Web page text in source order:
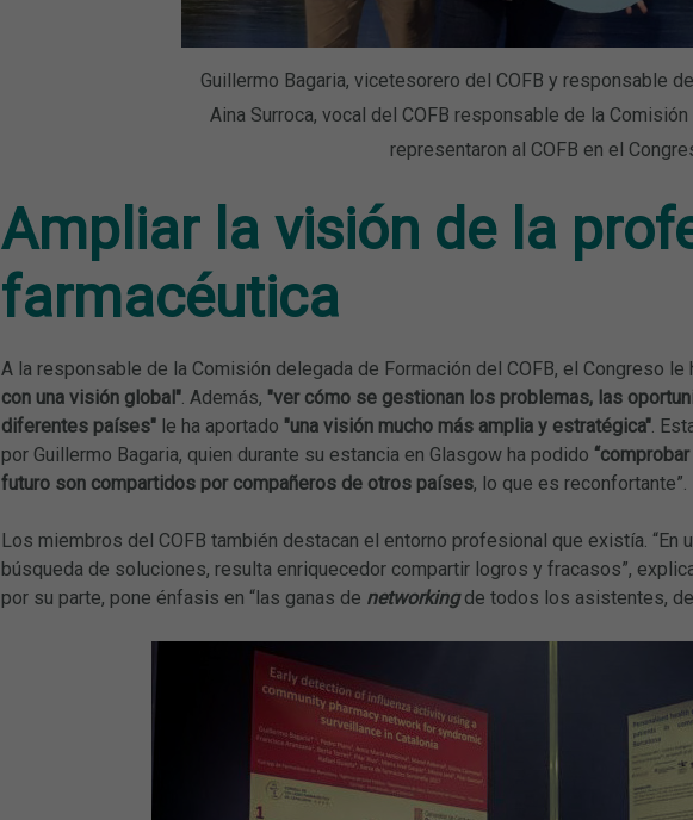
Guillermo Bagaria, vicetesorero del COFB y responsable
Aina Surroca, vocal del COFB responsable de la
representaron al COFB en el
Ampliar la visión de la
farmacéutica
A la responsable de la Comisión delegada de Formación del COFB, el Congreso le
con una visión global". Además, "ver cómo se gestionan los problemas, las
diferentes países"le ha aportado "una visión mucho más amplia y estratégica".
por Guillermo Bagaria, quien durante su estancia en Glasgow ha podido
futuro son compartidos por compañeros de otros países, lo que es reconfortante”.
Los miembros del COFB también destacan el entorno profesional que existía. “En
búsqueda de soluciones, resulta enriquecedor compartir logros y fracasos”,
por su parte, pone énfasis en “las ganas de networkingde todos los asistentes, de